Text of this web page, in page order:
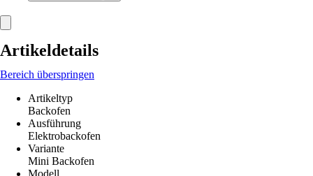
Artikeldetails
Bereich überspringen
Artikeltyp
Backofen
Ausführung
Elektrobackofen
Variante
Mini Backofen
Modell